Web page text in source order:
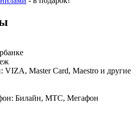
VIZA, Master Card, Maestro и другие
Билайн, МТС, Мегафон